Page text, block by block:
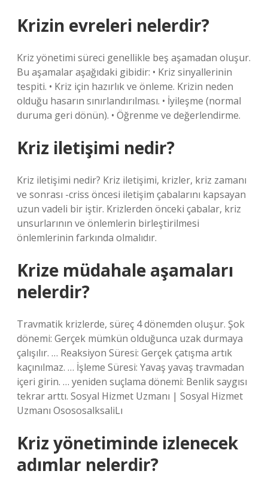
Krizin evreleri nelerdir?
Kriz yönetimi süreci genellikle beş aşamadan oluşur.
Bu aşamalar aşağıdaki gibidir: • Kriz sinyallerinin
tespiti. • Kriz için hazırlık ve önleme. Krizin neden
olduğu hasarın sınırlandırılması. • İyileşme (normal
duruma geri dönün). • Öğrenme ve değerlendirme.
Kriz iletişimi nedir?
Kriz iletişimi nedir? Kriz iletişimi, krizler, kriz zamanı
ve sonrası -criss öncesi iletişim çabalarını kapsayan
uzun vadeli bir iştir. Krizlerden önceki çabalar, kriz
unsurlarının ve önlemlerin birleştirilmesi
önlemlerinin farkında olmalıdır.
Krize müdahale aşamaları
nelerdir?
Travmatik krizlerde, süreç 4 dönemden oluşur. Şok
dönemi: Gerçek mümkün olduğunca uzak durmaya
çalışılır. … Reaksiyon Süresi: Gerçek çatışma artık
kaçınılmaz. … İşleme Süresi: Yavaş yavaş travmadan
içeri girin. … yeniden suçlama dönemi: Benlik saygısı
tekrar arttı. Sosyal Hizmet Uzmanı | Sosyal Hizmet
Uzmanı OsososalksaliLı
Kriz yönetiminde izlenecek
adımlar nelerdir?